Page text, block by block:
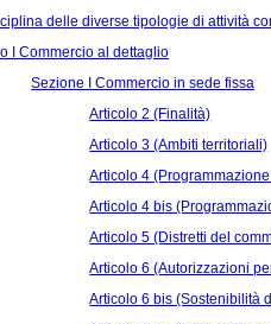
delle diverse tipologie di attività
I Commercio al dettaglio
Sezione I Commercio in sede fissa
Articolo 2 (Finalità)
Articolo 3 (Ambiti territoriali)
Articolo 4
Articolo 4 bis
Articolo 5 (Distretti del
Articolo 6 (Autorizzazioni
Articolo 6 bis (Sostenibilità